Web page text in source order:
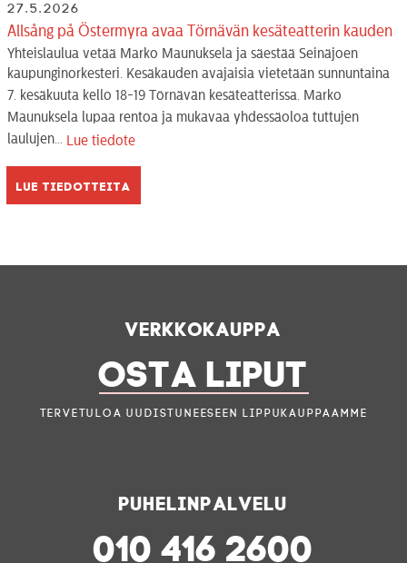
27.5.2026
Allsång på Östermyra avaa Törnävän kesäteatterin kauden
Yhteislaulua vetää Marko Maunuksela ja säestää Seinäjoen
kaupunginorkesteri. Kesäkauden avajaisia vietetään sunnuntaina
7. kesäkuuta kello 18-19 Törnävän kesäteatterissa. Marko
Maunuksela lupaa rentoa ja mukavaa yhdessäoloa tuttujen
laulujen...
Lue tiedote
Lue tiedotteita
Verkkokauppa
OSTA LIPUT
Tervetuloa uudistuneeseen lippukauppaamme
Puhelinpalvelu
010 416 2600